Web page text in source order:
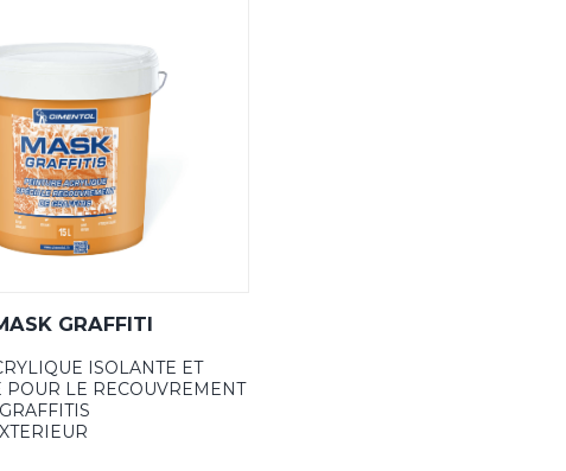
GRAFFITI
ISOLANTE ET
POUR LE RECOUVREMENT